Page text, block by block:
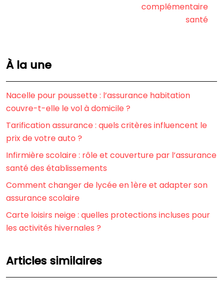
complémentaire
santé
À la une
Nacelle pour poussette : l’assurance habitation
couvre-t-elle le vol à domicile ?
Tarification assurance : quels critères influencent le
prix de votre auto ?
Infirmière scolaire : rôle et couverture par l’assurance
santé des établissements
Comment changer de lycée en 1ère et adapter son
assurance scolaire
Carte loisirs neige : quelles protections incluses pour
les activités hivernales ?
Articles similaires